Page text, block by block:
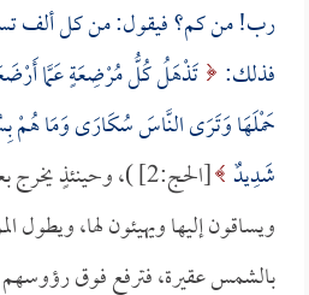
رب! من كم؟ فيقول: من كل ألف
فذلك: تَذْهَلُ كُلُّ مُرْضِعَةٍ عَمَّا
حَمْلَهَا وَتَرَى النَّاسَ سُكَارَى وَمَا هُمْ
شَدِيدٌ
[الحج:2] )، وحينئذٍ
ويساقون إليها ويهيئون لها، ويطول
بالشمس عقيرة، فترفع فوق رؤوسهم